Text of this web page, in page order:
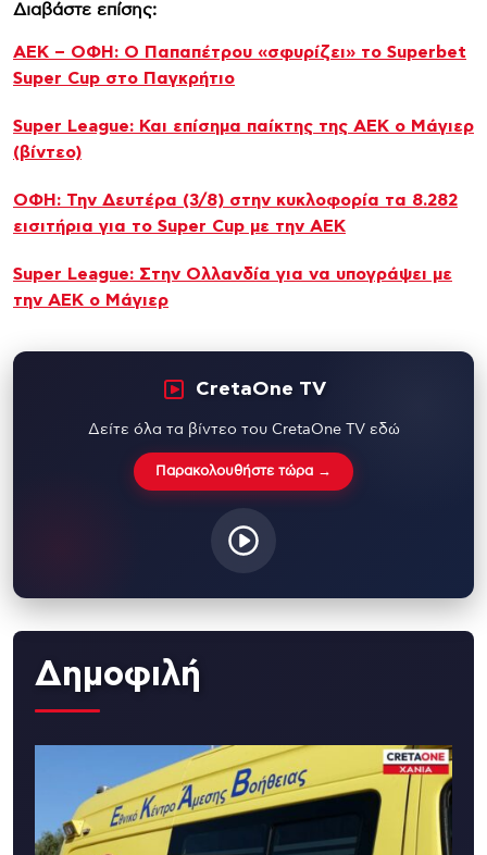
Διαβάστε επίσης:
ΑΕΚ – ΟΦΗ: Ο Παπαπέτρου «σφυρίζει» το Superbet
Super Cup στο Παγκρήτιο
Super League: Και επίσημα παίκτης της ΑΕΚ ο Μάγιερ
(βίντεο)
ΟΦΗ: Την Δευτέρα (3/8) στην κυκλοφορία τα 8.282
εισιτήρια για το Super Cup με την ΑΕΚ
Super League: Στην Ολλανδία για να υπογράψει με
την ΑΕΚ ο Μάγιερ
CretaOne TV
Δείτε όλα τα βίντεο του CretaOne TV εδώ
Παρακολουθήστε τώρα →
Δημοφιλή